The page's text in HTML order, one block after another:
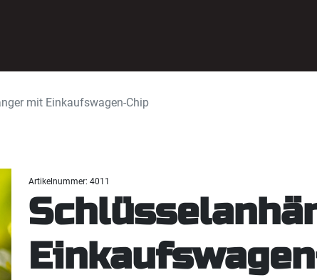
mit Einkaufswagen-Chip
Artikelnummer: 4011